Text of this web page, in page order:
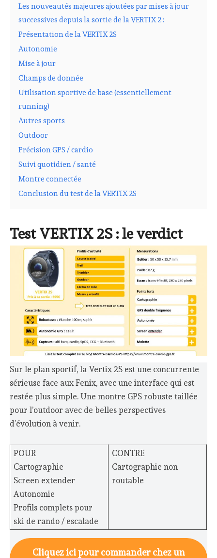
Les nouveautés majeures ajoutées par mises à jour
successives depuis la sortie de la VERTIX 2 :
Présentation de la VERTIX 2S
Autonomie
Mise à jour
Champs de donnée
Utilisation sportive de base (essentiellement
running)
Autres sports
Outdoor
Précision GPS / cardio
Suivi quotidien / santé
Montre connectée
Conclusion du test de la VERTIX 2S
Test VERTIX 2S : le verdict
Sur le plan sportif, la Vertix 2S est une concurrente
sérieuse face aux Fenix, avec une interface qui est
restée plus simple. Une montre GPS robuste taillée
pour l’outdoor avec de belles perspectives
d’évolution à venir.
POUR
Cartographie
Screen extender
Autonomie
Profils complets pour
ski de rando / escalade
CONTRE
Cartographie non
routable
Cliquez ici pour commander chez un